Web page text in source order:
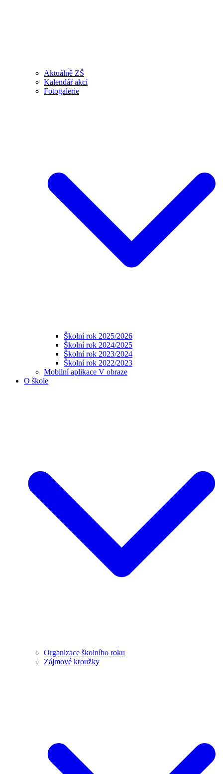
Aktuálně ZŠ
Kalendář akcí
Fotogalerie
Školní rok 2025/2026
Školní rok 2024/2025
Školní rok 2023/2024
Školní rok 2022/2023
Mobilní aplikace V obraze
O škole
Organizace školního roku
Zájmové kroužky